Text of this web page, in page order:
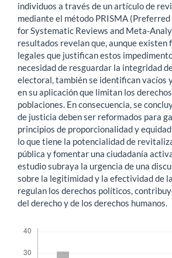
individuos a través de un artículo de
mediante el método PRISMA
for Systematic Reviews and Meta-
resultados revelan que, aunque existen
legales que justifican estos
necesidad de resguardar la integridad
electoral, también se identifican vacíos
en su aplicación que limitan los
poblaciones. En consecuencia, se
de justicia deben ser reformados para
principios de proporcionalidad y
lo que tiene la potencialidad de
pública y fomentar una ciudadanía
estudio subraya la urgencia de una
sobre la legitimidad y la efectividad de
regulan los derechos políticos,
del derecho y de los derechos humanos.